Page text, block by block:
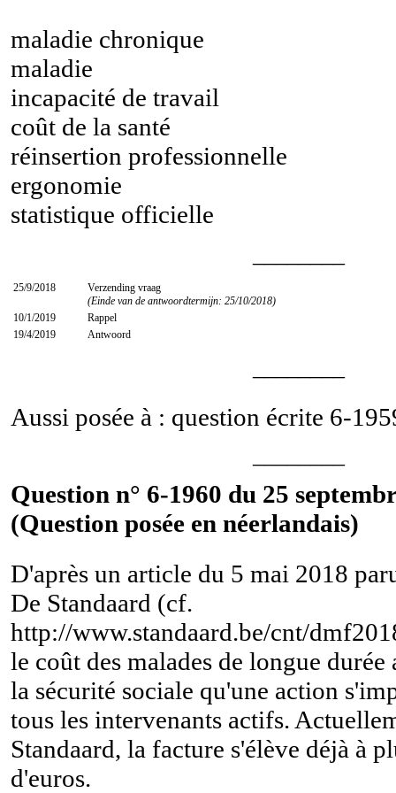
maladie chronique
maladie
incapacité de travail
coût de la santé
réinsertion professionnelle
ergonomie
statistique officielle
25/9/2018
Verzending vraag
(Einde van de antwoordtermijn: 25/10/2018)
10/1/2019
Rappel
19/4/2019
Antwoord
Aussi posée à : question écrite 6-
Question n° 6-1960 du 25
(Question posée en néerlandais)
D'après un article du 5 mai 2018
De Standaard (cf.
http://www.standaard.be/cnt/
le coût des malades de longue
la sécurité sociale qu'une action
tous les intervenants actifs.
Standaard, la facture s'élève déjà à
d'euros.